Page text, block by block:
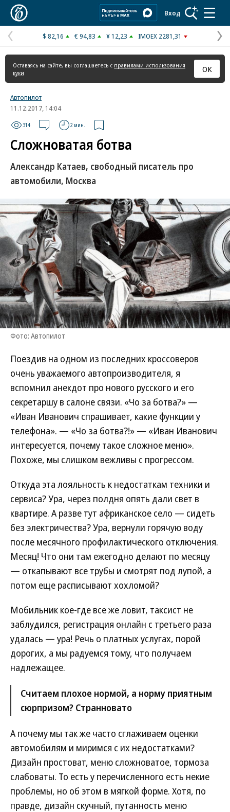
Вход
Предыдущая
страница
$ 82,16 € 94,83 ¥ 12,23 IMOEX 2281,31
Оставаясь на сайте, вы соглашаетесь с правилами использования
куки
ОК
Автопилот
11.12.2017, 14:04
314 2 мин.
Сложноватая ботва
Александр Катаев, свободный писатель про
автомобили, Москва
Фото: Автопилот
Поездив на одном из последних кроссоверов
очень уважаемого автопроизводителя, я
вспомнил анекдот про нового русского и его
секретаршу в салоне связи. «Чо за ботва?» —
«Иван Иванович спрашивает, какие функции у
телефона». — «Чо за ботва?!» — «Иван Иванович
интересуется, почему такое сложное меню».
Похоже, мы слишком вежливы с прогрессом.
Откуда эта лояльность к недостаткам техники и
сервиса? Ура, через полдня опять дали свет в
квартире. А разве тут африканское село — сидеть
без электричества? Ура, вернули горячую воду
после месячного профилактического отключения.
Месяц! Что они там ежегодно делают по месяцу
— откапывают все трубы и смотрят под лупой, а
потом еще расписывают хохломой?
Мобильник кое-где все же ловит, таксист не
заблудился, регистрация онлайн с третьего раза
удалась — ура! Речь о платных услугах, порой
дорогих, а мы радуемся тому, что получаем
надлежащее.
Считаем плохое нормой, а норму приятным
сюрпризом? Странновато
А почему мы так же часто сглаживаем оценки
автомобилям и миримся с их недостатками?
Дизайн простоват, меню сложноватое, тормоза
слабоваты. То есть у перечисленного есть некие
проблемы, но об этом в мягкой форме. Хотя, по
правде, дизайн скучный, путанность меню